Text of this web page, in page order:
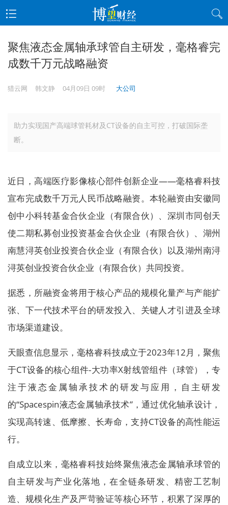
聚焦液态金属轴承球管自主研发，毫格睿完
成数千万元战略融资
猎云网 韩文静 04月09日 09时 大公司
助力实现国产高端球管耗材及CT设备的自主可控，打破国际垄
断。
近日，高端医疗影像核心部件创新企业——毫格睿科技
宣布完成数千万元人民币战略融资。本轮融资由安徽同
创中小科转基金合伙企业（有限合伙）、深圳市同创天
使二期私募创业投资基金合伙企业（有限合伙）、湖州
南慧浔英创业投资合伙企业（有限合伙）以及湖州南浔
浔英创业投资合伙企业（有限合伙）共同投资。
据悉，所融资金将用于核心产品的规模化量产与产能扩
张、下一代技术平台的研发投入、关键人才引进及全球
市场渠道建设。
天眼查信息显示，毫格睿科技成立于2023年12月，聚焦
于CT设备的核心组件-大功率X射线管组件（球管），专
注于液态金属轴承技术的研发与应用，自主研发
的“Spacespin液态金属轴承技术”，通过优化轴承设计，
实现高转速、低摩擦、长寿命，支持CT设备的高性能运
行。
自成立以来，毫格睿科技始终聚焦液态金属轴承球管的
自主研发与产业化落地，在全链条研发、精密工艺制
造、规模化生产及严苛验证等核心环节，积累了深厚的